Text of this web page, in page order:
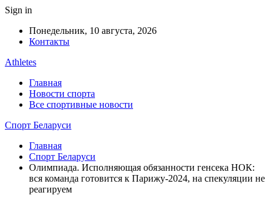
Sign in
Понедельник, 10 августа, 2026
Контакты
Athletes
Главная
Новости спорта
Все спортивные новости
Спорт Беларуси
Главная
Спорт Беларуси
Олимпиада. Исполняющая обязанности генсека НОК:
вся команда готовится к Парижу-2024, на спекуляции не
реагируем